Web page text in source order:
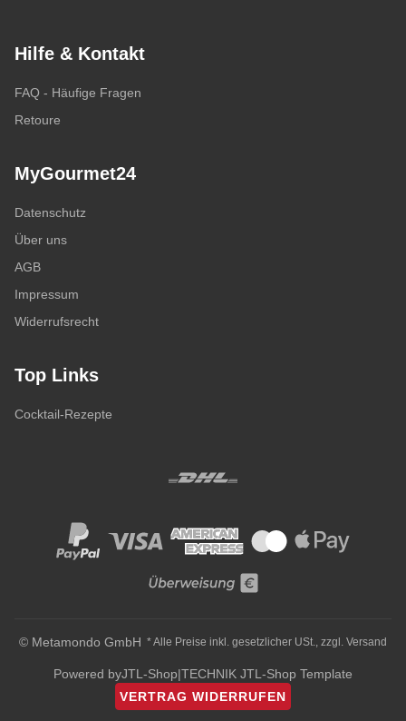
Hilfe & Kontakt
FAQ - Häufige Fragen
Retoure
MyGourmet24
Datenschutz
Über uns
AGB
Impressum
Widerrufsrecht
Top Links
Cocktail-Rezepte
© Metamondo GmbH * Alle Preise inkl. gesetzlicher USt., zzgl. Versand
Powered byJTL-Shop|TECHNIK JTL-Shop Template
VERTRAG WIDERRUFEN